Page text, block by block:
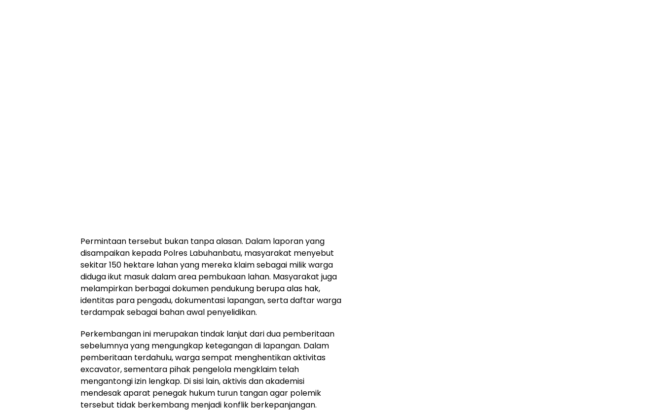
Permintaan tersebut bukan tanpa alasan. Dalam laporan yang
disampaikan kepada Polres Labuhanbatu, masyarakat menyebut
sekitar 150 hektare lahan yang mereka klaim sebagai milik warga
diduga ikut masuk dalam area pembukaan lahan. Masyarakat juga
melampirkan berbagai dokumen pendukung berupa alas hak,
identitas para pengadu, dokumentasi lapangan, serta daftar warga
terdampak sebagai bahan awal penyelidikan.
Perkembangan ini merupakan tindak lanjut dari dua pemberitaan
sebelumnya yang mengungkap ketegangan di lapangan. Dalam
pemberitaan terdahulu, warga sempat menghentikan aktivitas
excavator, sementara pihak pengelola mengklaim telah
mengantongi izin lengkap. Di sisi lain, aktivis dan akademisi
mendesak aparat penegak hukum turun tangan agar polemik
tersebut tidak berkembang menjadi konflik berkepanjangan.